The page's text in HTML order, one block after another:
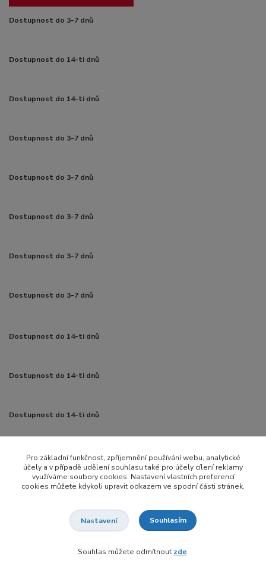
Dostupnost do 3-7 dnů
Dostupnost do 14-ti dnů
Dostupnost do 14-ti dnů
Dostupnost do 3-7 dnů
Dostupnost do 3-7 dnů
Dostupnost do 3-7 dnů
Dostupnost do 3-7 dnů
Dostupnost do 3-7 dnů
Dostupnost do 14-ti dnů
Dostupnost do 14-ti dnů
Dostupnost do 14-ti dnů
Dostupnost do 14-30ti dnů
Pro základní funkčnost, zpříjemnění používání webu, analytické
účely a v případě udělení souhlasu také pro účely cílení reklamy
využíváme soubory cookies. Nastavení vlastních preferencí
cookies můžete kdykoli upravit odkazem ve spodní části stránek.
Nastavení Souhlasím
Souhlas můžete odmítnout zde.